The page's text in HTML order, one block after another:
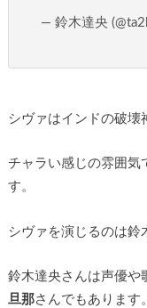
— 鈴木達央
シヴァはインドの破壊
チャラい感じの雰囲気
す。
シヴァを演じるのは鈴
鈴木達央さんは声優や
旦那さんでもあります。